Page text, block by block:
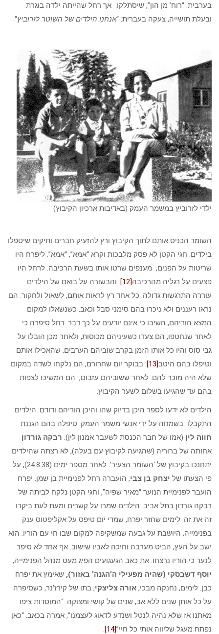
בערבית: “רוח’ מן הון”, שיסתלקו. אך רחל שהייתה ילדה בוגרת
ובעלת תושייה, צעקה בעברית: “אנחנו הילדים של השוטר לזרוביץ“.
ילדי לזרוביץ במשמר העמק (באדיבות ארכיון הקיבוץ)
השומר הכניס אותם לתוך הקיבוץ ורץ להזעיק חברים ותיקים שיטפלו
בילדים. חגי הקטן לא פסק מלבכות וקרא “אמא”, “אמא”. ליפרח היו
שריטות על הפנים, מענפים שרטו אותו בשעת הרכיבה. לרחל היו
פצעים על רגליה מהרכיבה[12]
. והבשורה על בואם של הילדים
עוררה התרגשות גדולה. כל אחד רץ לראות אותם, לשאול ולחקור. הם
נראו רעננים ולא ניכרו בהם סימני סבל וכאב. כשנשאלו למקום
המצא הוריהם, השיבו כי אינם יודעים על כך דבר. רחל סיפרה כי
לאחר שנחטפו, הם צעדו כשעיניהם מכוסות, ולאחר מכן הובלו על
גבי סוס והיו כל אותו הזמן בקרב שוביהם הערבים, שהאכילו אותם
וטיפלו בהם היטב[13]
. בבוקר יום שחרורם, הם נלקחו לשדה במקום
שלא היה מוכר להם. לאחר ששוביהם עזבום, הם המשיכו לצפות
בהם עד שהגיעו בשלום לשער הקיבוץ.
הילדים לא ידעו לספר היכן בדיוק שהו והיכן הוריהם ודודם. הילדים
התקבלו בשמחה על ידי אנשי משמר העמק. טיפלה בהם הגננת
חווה לין (אמו של חבר הכנסת לשעבר אמנון לין). רבקה גורדון
אחותה של ברוריה (שהגיעה לקיבוץ עם בעלה), לא רצתה שהילדים
יתחנכו בקיבוץ של ‘השומר הצעיר’. לאחר מספר ימים (24.8.38), על
פי הצעתו של יצחק בן צבי, הועברה רחל לפנימיית בן שמן. יפרח
הועבר לפנימיית הנוער “מאיר שפיה”, וחגי הקטן נלקח לביתה של
רבקה גורדון בתל אביב. הילדים שמרו על קשרים ומעת לעת ביקרו
זה את זה. לימים שחזר יפרח, שמדי יום טיפס על אקליפטוס ענק
בפנימייה, היושבת על גבעה שמשקיפה למקום שבו חי עם הוריו. הוא
ישב על העץ, הביט מערבה וחיכה לאביו שישוב. אף אחד לא סיפר
לנער כי הוריו נרצחו. את כאב הגעגועים הפיג מעט מנהל הפנימייה,
יוסף דשבסקי (שהיה מפעילי ה’הגנה’ באזור), שאימץ את יפרח
כבן. לימים, נחנקה מבכי, אורה צליצקי, בתו של קירז’נר, כשסיפרה
על כל אותן שנים ללא אב, שנים של קושי ומצוקה. “המוסדות ציפו
מאתנו אז שלא נהיה לנטל ושנדע לדאוג לעצמנו”, אמרה בכאב. “כאן
נפתח מעגל שליווה אותי כל חיי”[14]